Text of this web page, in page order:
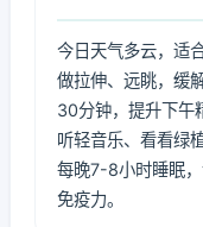
今日天气多云，适
做拉伸、远眺，缓
30分钟，提升下午
听轻音乐、看看绿
每晚7-8小时睡眠
免疫力。